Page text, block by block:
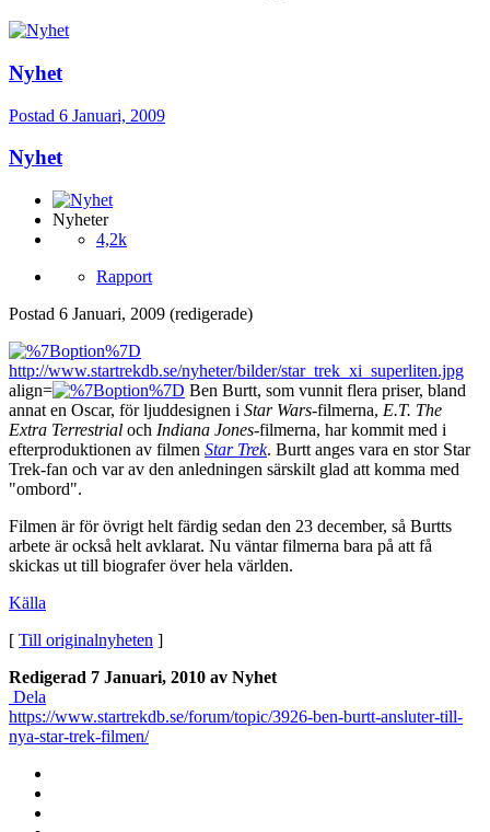
Nyhet
Postad 6 Januari, 2009
Nyhet
Nyheter
4,2k
Rapport
Postad 6 Januari, 2009 (redigerade)
http://www.startrekdb.se/nyheter/bilder/star_trek_xi_superliten.jpg
align=
Ben Burtt, som vunnit flera priser, bland
annat en Oscar, för ljuddesignen i Star Wars-filmerna, E.T. The
Extra Terrestrial och Indiana Jones-filmerna, har kommit med i
efterproduktionen av filmen Star Trek. Burtt anges vara en stor Star
Trek-fan och var av den anledningen särskilt glad att komma med
"ombord".
Filmen är för övrigt helt färdig sedan den 23 december, så Burtts
arbete är också helt avklarat. Nu väntar filmerna bara på att få
skickas ut till biografer över hela världen.
Källa
[ Till originalnyheten ]
Redigerad 7 Januari, 2010 av Nyhet
Dela
https://www.startrekdb.se/forum/topic/3926-ben-burtt-ansluter-till-
nya-star-trek-filmen/